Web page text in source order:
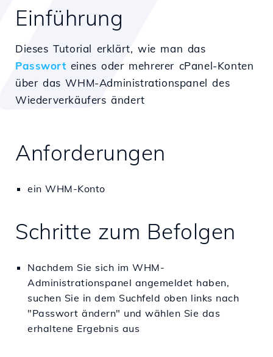
Einführung
Dieses Tutorial erklärt, wie man das
Passworteines oder mehrerer cPanel-Konten
über das WHM-Administrationspanel des
Wiederverkäufers ändert
Anforderungen
ein WHM-Konto
Schritte zum Befolgen
Nachdem Sie sich im WHM-
Administrationspanel angemeldet haben,
suchen Sie in dem Suchfeld oben links nach
"Passwort ändern" und wählen Sie das
erhaltene Ergebnis aus